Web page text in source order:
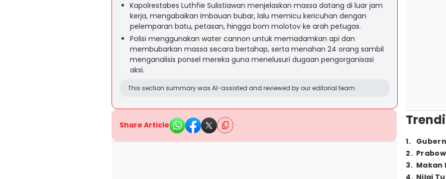
Kapolrestabes Luthfie Sulistiawan menjelaskan massa datang di luar jam
kerja, mengabaikan imbauan bubar, lalu memicu kericuhan dengan
pelemparan batu, petasan, hingga bom molotov ke arah petugas.
Polisi menggunakan water cannon untuk memadamkan api dan
membubarkan massa secara bertahap, serta menahan 24 orang sambil
menganalisis ponsel mereka guna menelusuri dugaan pengorganisasi
aksi.
This section summary was AI-assisted and reviewed by our editorial team.
Share Article
1.
2.
3. Makan
4. Nilai